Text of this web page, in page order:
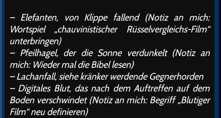
– Elefanten, von Klippe fallend (Notiz an mich:
Wortspiel „chauvinistischer Rüsselvergleichs-Film“
unterbringen)
– Pfeilhagel, der die Sonne verdunkelt (Notiz an
mich: Wieder mal die Bibel lesen)
– Lachanfall, siehe kränker werdende Gegnerhorden
– Digitales Blut, das nach dem Auftreffen auf dem
Boden verschwindet (Notiz an mich: Begriff „Blutiger
Film“ neu definieren)